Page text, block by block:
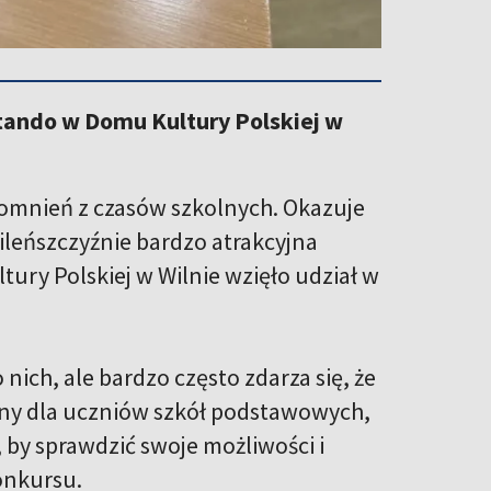
w Domu Kultury Polskiej w
z czasów szkolnych. Okazuje
bardzo atrakcyjna
Polskiej w Wilnie wzięło udział w
ale bardzo często zdarza się, że
dla uczniów szkół podstawowych,
sprawdzić swoje możliwości i